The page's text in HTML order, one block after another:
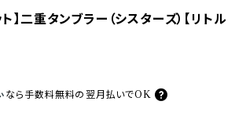
】二重タンブラー（シスターズ）【リトル
なら 手数料無料の 翌月払いでOK